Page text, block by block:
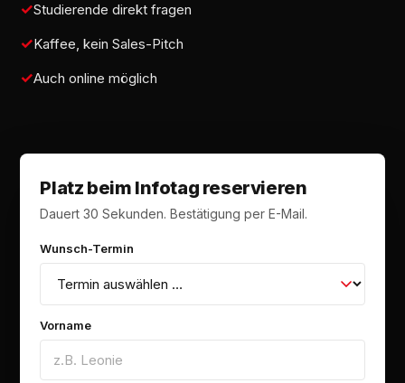
Studierende direkt fragen
Kaffee, kein Sales-Pitch
Auch online möglich
Platz beim Infotag reservieren
Dauert 30 Sekunden. Bestätigung per E-Mail.
Wunsch-Termin
Vorname